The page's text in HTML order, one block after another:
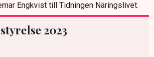
Engkvist till Tidningen Näringslivet.
2023